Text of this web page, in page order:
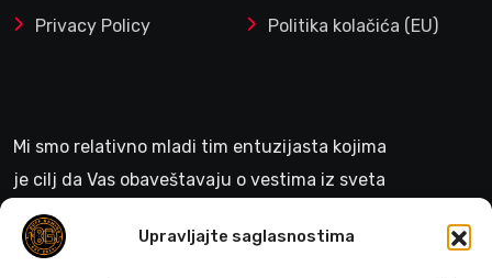
Upravljajte saglasnostima
Privacy Policy Politika kolačića (EU)
Mi smo relativno mladi tim entuzijasta kojima
je cilj da Vas obaveštavaju o vestima iz sveta
gejminga